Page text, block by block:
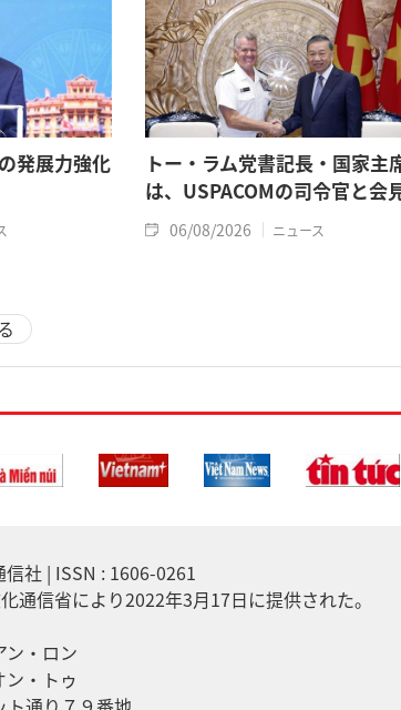
発展力強化
トー・ラム党書記長・国家主
は、USPACOMの司令官と会
06/08/2026 ニュース
社 | ISSN : 1606-0261
通信省により2022年3月17日に提供された。
ン・ロン
・トゥ